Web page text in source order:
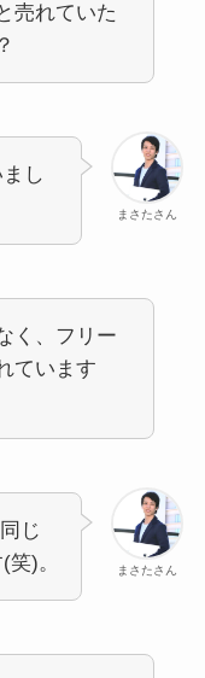
売れていた
まさたさん
し
く、フリー
ています
まさたさん
じ
)。